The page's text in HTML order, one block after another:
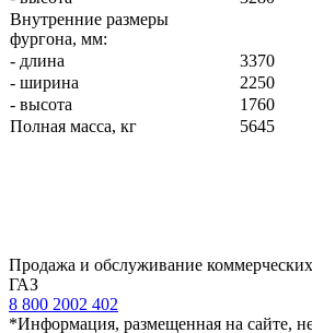
Внутренние размеры
фургона, мм:
- длина
3370
- ширина
2250
- высота
1760
Полная масса, кг
5645
Продажа и обслуживание
ГАЗ
8 800 2002 402
*Информация, размещенная на сайте,